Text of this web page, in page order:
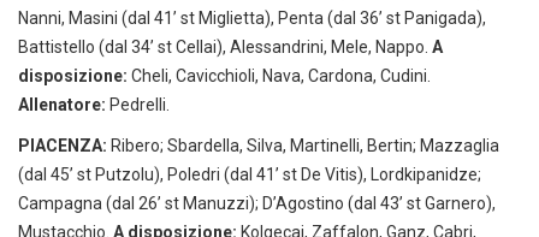
Nanni, Masini (dal 41’ st Miglietta), Penta (dal 36’ st Panigada),
Battistello (dal 34’ st Cellai), Alessandrini, Mele, Nappo. A
disposizione: Cheli, Cavicchioli, Nava, Cardona, Cudini.
Allenatore: Pedrelli.
PIACENZA: Ribero; Sbardella, Silva, Martinelli, Bertin; Mazzaglia
(dal 45’ st Putzolu), Poledri (dal 41’ st De Vitis), Lordkipanidze;
Campagna (dal 26’ st Manuzzi); D’Agostino (dal 43’ st Garnero),
Mustacchio. A disposizione: Kolgecaj, Zaffalon, Ganz, Cabri,